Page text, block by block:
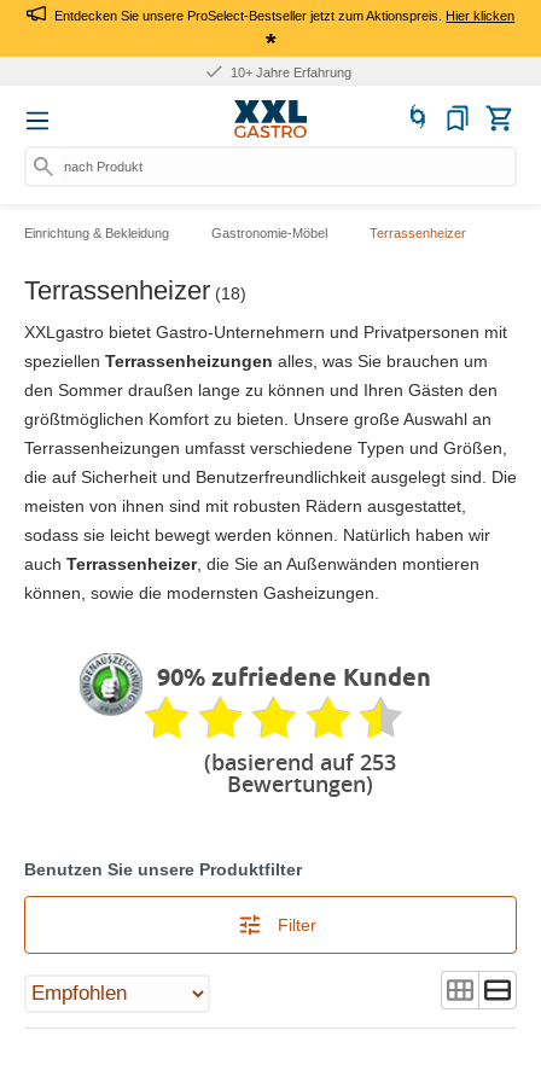
Entdecken Sie unsere ProSelect-Bestseller jetzt zum Aktionspreis.Hier klicken
*
10+ Jahre Erfahrung
nach Produkt, Art.-
Einrichtung & Bekleidung Gastronomie-Möbel Terrassenheizer
Terrassenheizer (18)
XXLgastro bietet Gastro-Unternehmern und Privatpersonen mit
speziellen Terrassenheizungen alles, was Sie brauchen um
den Sommer draußen lange zu können und Ihren Gästen den
größtmöglichen Komfort zu bieten. Unsere große Auswahl an
Terrassenheizungen umfasst verschiedene Typen und Größen,
die auf Sicherheit und Benutzerfreundlichkeit ausgelegt sind. Die
meisten von ihnen sind mit robusten Rädern ausgestattet,
sodass sie leicht bewegt werden können. Natürlich haben wir
auch Terrassenheizer, die Sie an Außenwänden montieren
können, sowie die modernsten Gasheizungen.
90% zufriedene Kunden
(basierend auf 253
Bewertungen)
Benutzen Sie unsere Produktfilter
Filter